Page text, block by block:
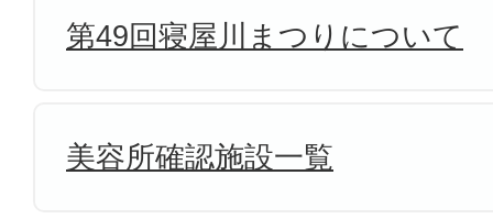
第49回寝屋川まつりについて
美容所確認施設一覧